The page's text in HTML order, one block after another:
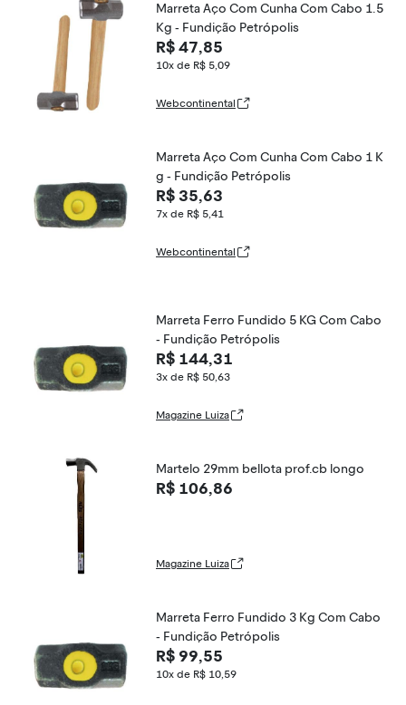
Marreta Aço Com Cunha Com Cabo 1.5
Kg - Fundição Petrópolis
R$ 47,85
10x de R$ 5,09
Webcontinental
Marreta Aço Com Cunha Com Cabo 1 K
g - Fundição Petrópolis
R$ 35,63
7x de R$ 5,41
Webcontinental
Marreta Ferro Fundido 5 KG Com Cabo
- Fundição Petrópolis
R$ 144,31
3x de R$ 50,63
Magazine Luiza
Martelo 29mm bellota prof.cb longo
R$ 106,86
Magazine Luiza
Marreta Ferro Fundido 3 Kg Com Cabo
- Fundição Petrópolis
R$ 99,55
10x de R$ 10,59